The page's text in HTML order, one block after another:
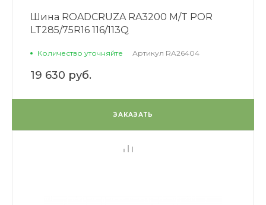
Шина ROADCRUZA RA3200 M/T POR
LT285/75R16 116/113Q
Количество уточняйте Артикул RA26404
19 630 руб.
ЗАКАЗАТЬ